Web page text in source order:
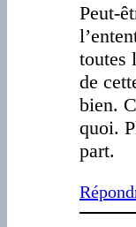
Peut-
toutes
de
bien.
quoi.
part.